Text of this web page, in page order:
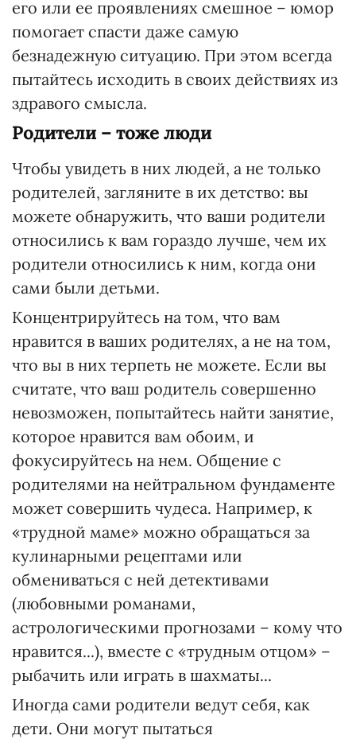
его или ее проявлениях смешное – юмор
помогает спасти даже самую
безнадежную ситуацию. При этом всегда
пытайтесь исходить в своих действиях из
здравого смысла.
Родители – тоже люди
Чтобы увидеть в них людей, а не только
родителей, загляните в их детство: вы
можете обнаружить, что ваши родители
относились к вам гораздо лучше, чем их
родители относились к ним, когда они
сами были детьми.
Концентрируйтесь на том, что вам
нравится в ваших родителях, а не на том,
что вы в них терпеть не можете. Если вы
считате, что ваш родитель совершенно
невозможен, попытайтесь найти занятие,
которое нравится вам обоим, и
фокусируйтесь на нем. Общение с
родителями на нейтральном фундаменте
может совершить чудеса. Например, к
«трудной маме» можно обращаться за
кулинарными рецептами или
обмениваться с ней детективами
(любовными романами,
астрологическими прогнозами – кому что
нравится...), вместе с «трудным отцом» –
рыбачить или играть в шахматы...
Иногда сами родители ведут себя, как
дети. Они могут пытаться